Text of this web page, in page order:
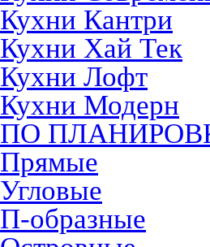
Кухни Кантри
Кухни Хай Тек
Кухни Лофт
Кухни Модерн
ПО
Прямые
Угловые
П-образные